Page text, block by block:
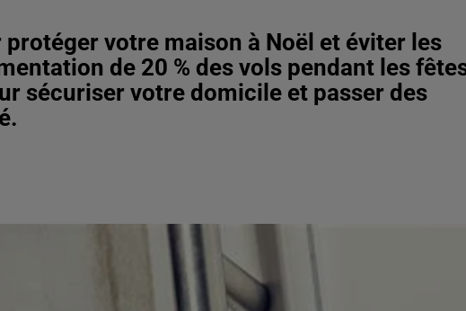
votre maison à Noël et éviter les
de 20 % des vols pendant les
sécuriser votre domicile et passer des